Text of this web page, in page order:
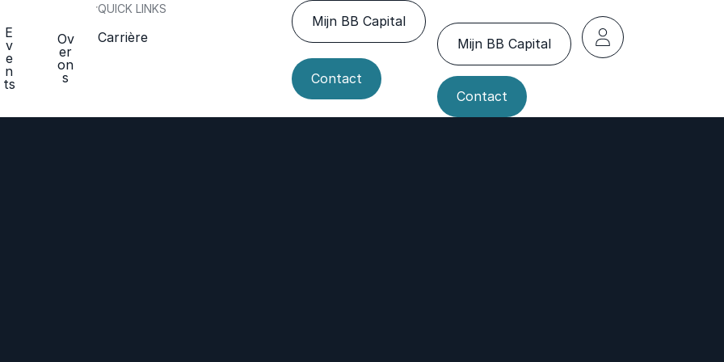
E
v
e
n
ts
Ov
er
on
s
QUICK LINKS
Carrière
Mijn BB Capital
Contact
Mijn BB Capital
Contact